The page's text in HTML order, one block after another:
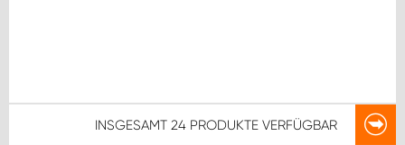
INSGESAMT 24 PRODUKTE VERFÜGBAR